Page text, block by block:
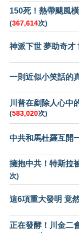
150死！熱帶颶風
(367,614次)
神派下世 夢助奇才
一則近似小笑話的
川普在剷除人心中
(583,020次)
中共和馬杜羅互開
擁抱中共！特斯拉
次)
這6項重大發明 竟
正在發酵！川金二